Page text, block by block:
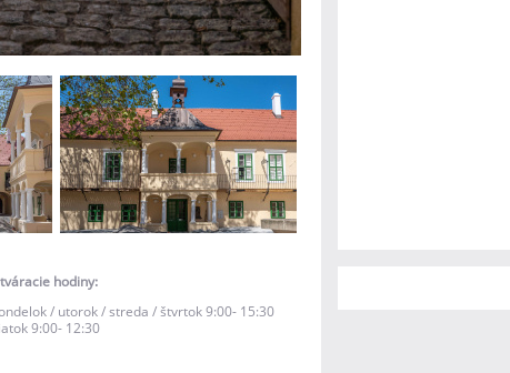
hodiny:
/ utorok / streda / štvrtok 9:00- 15:30
9:00- 12:30